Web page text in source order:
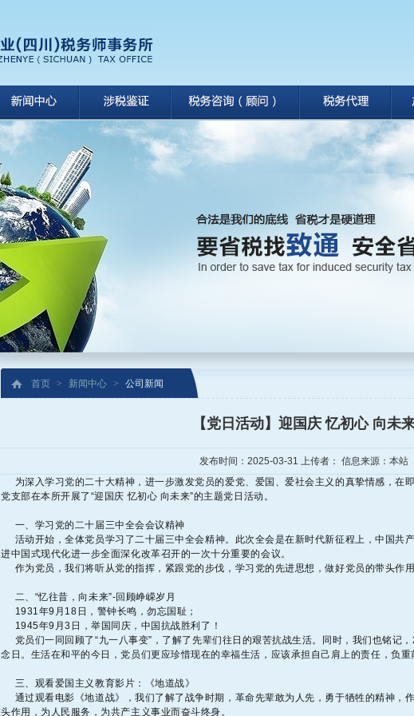
首页 > 新闻中心 > 公司新闻
【党日活动】迎国庆 忆初心 向未
发布时间：2025-03-31 上传者： 信息来源：本站
为深入学习党的二十大精神，进一步激发党员的爱党、爱国、爱社会主义的真挚情感，在
党支部在本所开展了“迎国庆 忆初心 向未来”的主题党日活动。
一、学习党的二十届三中全会会议精神
活动开始，全体党员学习了二十届三中全会精神。此次全会是在新时代新征程上，中国共
进中国式现代化进一步全面深化改革召开的一次十分重要的会议。
作为党员，我们将听从党的指挥，紧跟党的步伐，学习党的先进思想，做好党员的带头作用
二、“忆往昔，向未来”-回顾峥嵘岁月
1931年9月18日，警钟长鸣，勿忘国耻；
1945年9月3日，举国同庆，中国抗战胜利了！
党员们一同回顾了“九一八事变”，了解了先辈们往日的艰苦抗战生活。同时，我们也铭记
念日。生活在和平的今日，党员们更应珍惜现在的幸福生活，应该承担自己肩上的责任，负重
三、观看爱国主义教育影片：《地道战》
通过观看电影《地道战》，我们了解了战争时期，革命先辈敢为人先，勇于牺牲的精神，
头作用，为人民服务，为共产主义事业而奋斗终身。